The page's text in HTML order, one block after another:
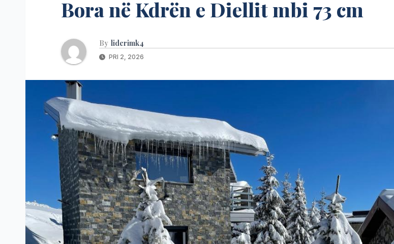
Bora në Kdrën e Diellit mbi 73 cm
By liderimk4
PRI 2, 2026